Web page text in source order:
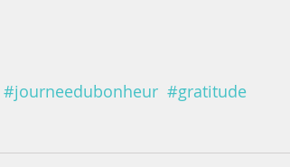
#journeedubonheur #gratitude